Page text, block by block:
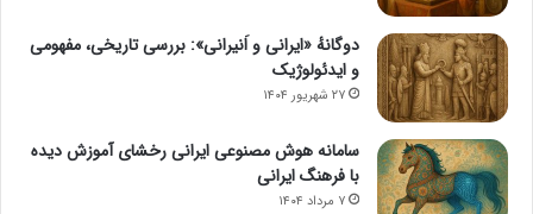
دوگانهٔ «ایرانی و اَنیرانی»: بررسی تاریخی، مفهومی
و ایدئولوژیک
۲۷ شهریور ۱۴۰۴
سامانه هوش مصنوعی ایرانی رخشای آموزش دیده
با فرهنگ ایرانی
۷ مرداد ۱۴۰۴